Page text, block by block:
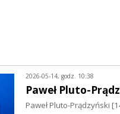
2026-05-14, godz. 10:38
Paweł Pluto-
Paweł Pluto-Prądzyński